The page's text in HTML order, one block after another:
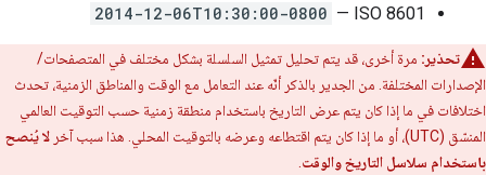
ISO 8601 —
2014-12-06T10:30:00-0800
تحذير: مرة أخرى، قد يتم تحليل تمثيل السلسلة بشكل مختلف في المتصفحات/
الإصدارات المختلفة. من الجدير بالذكر أنّه عند التعامل مع الوقت والمناطق الزمنية، تحدث
اختلافات في ما إذا كان يتم عرض التاريخ باستخدام منطقة زمنية حسب التوقيت العالمي
المنسّق (UTC)، أو ما إذا كان يتم اقتطاعه وعرضه بالتوقيت المحلي. هذا سبب آخر
لا يُنصح
باستخدام سلاسل التاريخ والوقت